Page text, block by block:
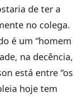
de ter a
no colega.
é um “homem
na decência,
está entre “os
hoje tem